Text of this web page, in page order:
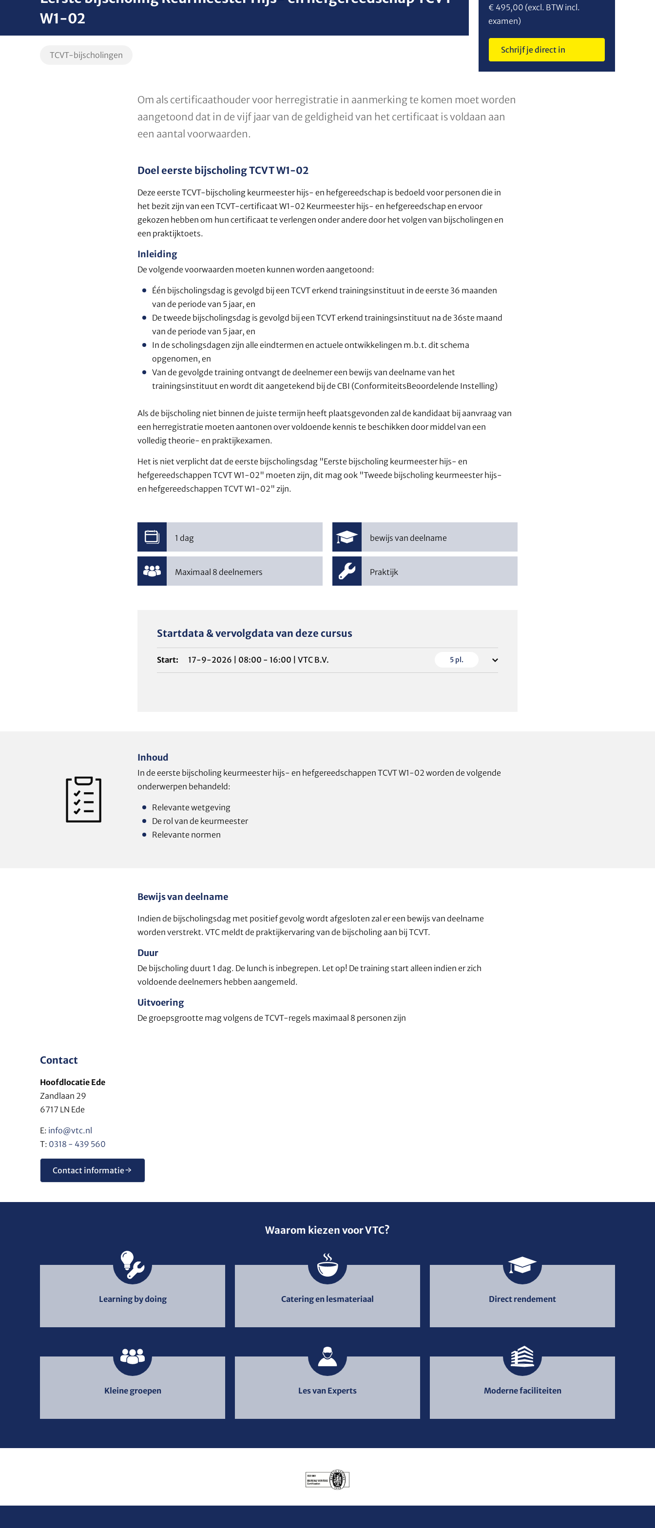
W1-02
Filter
TCVT-bijscholingen
€ 495,00 (excl. BTW incl.
examen)
Schrijf je direct in
Om als certificaathouder voor herregistratie in aanmerking te komen moet worden
aangetoond dat in de vijf jaar van de geldigheid van het certificaat is voldaan aan
een aantal voorwaarden.
Doel eerste bijscholing TCVT W1-02
Deze eerste TCVT-bijscholing keurmeester hijs- en hefgereedschap is bedoeld voor personen die in
het bezit zijn van een TCVT-certificaat W1-02 Keurmeester hijs- en hefgereedschap en ervoor
gekozen hebben om hun certificaat te verlengen onder andere door het volgen van bijscholingen en
een praktijktoets.
Inleiding
De volgende voorwaarden moeten kunnen worden aangetoond:
Één bijscholingsdag is gevolgd bij een TCVT erkend trainingsinstituut in de eerste 36 maanden
van de periode van 5 jaar, en
De tweede bijscholingsdag is gevolgd bij een TCVT erkend trainingsinstituut na de 36ste maand
van de periode van 5 jaar, en
In de scholingsdagen zijn alle eindtermen en actuele ontwikkelingen m.b.t. dit schema
opgenomen, en
Van de gevolgde training ontvangt de deelnemer een bewijs van deelname van het
trainingsinstituut en wordt dit aangetekend bij de CBI (ConformiteitsBeoordelende Instelling)
Als de bijscholing niet binnen de juiste termijn heeft plaatsgevonden zal de kandidaat bij aanvraag van
een herregistratie moeten aantonen over voldoende kennis te beschikken door middel van een
volledig theorie- en praktijkexamen.
Het is niet verplicht dat de eerste bijscholingsdag "Eerste bijscholing keurmeester hijs- en
hefgereedschappen TCVT W1-02" moeten zijn, dit mag ook "Tweede bijscholing keurmeester hijs-
en hefgereedschappen TCVT W1-02" zijn.
1 dag
Maximaal 8 deelnemers
bewijs van deelname
Praktijk
Startdata & vervolgdata van deze cursus
Start: 17-9-2026 08:00 - 16:00 VTC B.V. 5 pl.
Inhoud
In de eerste bijscholing keurmeester hijs- en hefgereedschappen TCVT W1-02 worden de volgende
onderwerpen behandeld:
Relevante wetgeving
De rol van de keurmeester
Relevante normen
Bewijs van deelname
Indien de bijscholingsdag met positief gevolg wordt afgesloten zal er een bewijs van deelname
worden verstrekt. VTC meldt de praktijkervaring van de bijscholing aan bij TCVT.
Duur
De bijscholing duurt 1 dag. De lunch is inbegrepen. Let op! De training start alleen indien er zich
voldoende deelnemers hebben aangemeld.
Uitvoering
De groepsgrootte mag volgens de TCVT-regels maximaal 8 personen zijn
Contact
Hoofdlocatie Ede
Zandlaan 29
6717 LN Ede
E: info@vtc.nl
T: 0318 - 439 560
Contact informatie
Waarom kiezen voor VTC?
Learning by doing Catering en lesmateriaal Direct rendement
Kleine groepen Les van Experts Moderne faciliteiten